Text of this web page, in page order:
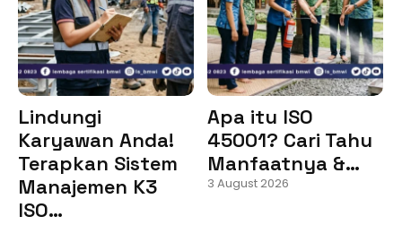
Lindungi
Karyawan Anda!
Terapkan Sistem
Manajemen K3
ISO…
Apa itu ISO
45001? Cari Tahu
Manfaatnya &…
3 August 2026